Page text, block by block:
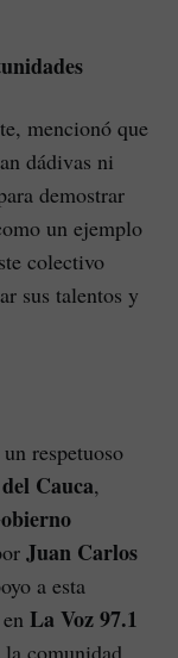
mencionó que
dádivas ni
demostrar
un ejemplo
colectivo
sus talentos y
respetuoso
Cauca,
Juan Carlos
a esta
La Voz 97.1
comunidad